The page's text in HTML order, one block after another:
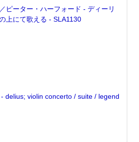
ピーター・ハーフォード - ディーリ
上にて歌える - SLA1130
delius; violin concerto / suite / legend